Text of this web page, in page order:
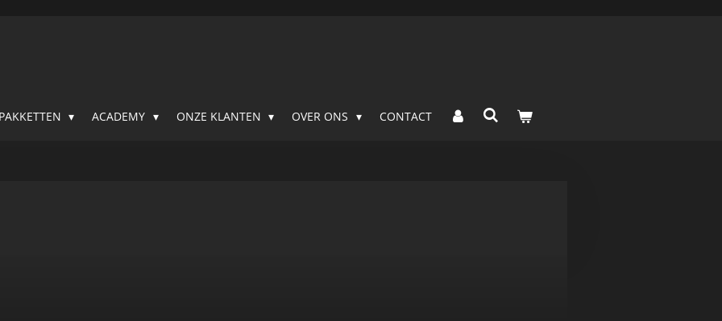
ACADEMY ONZE KLANTEN OVER ONS CONTACT